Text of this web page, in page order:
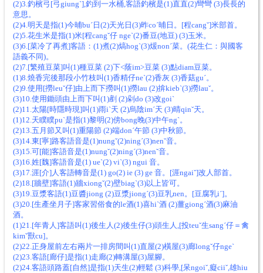
(2)3.釣檳弓[弓giungˋ],釣到一水桶,客語釣檳是(1)直直(2)彎彎 (3)長長的
意思。
(2)4.明天是指(1)今晡buˊ日(2)天光日(3)昨coˊ晡日。[程cangˇ]米部首。
(2)5.花生米是指(1)米[程cangˇ仔 ngeˋ(2)番豆(地豆) (3)玉米。
(3)6.[菜冷了再煮]客語：(1)煮(2)熇hogˋ(3)煖nonˊ菜。(花生仁：與國客
語義不同)。
(2)7.[繁殖豆菜]叫(1)種豆菜 (2)下<蔭im>豆菜 (3)點diam豆菜。
(1)8.燒香完後那段小竹枝叫(1)香精仔neˋ(2)香灰 (3)香菇guˊ。
(2)9.使用[撈leuˇ仔]由上而下撈叫(1)撈lau (2)揜kiebˋ(3)撈lauˇ。
(3)10.使用鋤頭由上而下叫(1)剷 (2)剁do (3)改goiˋ
(2)11.太陽[時隱時現]叫(1)雨iˋ天 (2)烏陰imˊ天 (3)晴qinˇ天。
(1)12.天瞨瞨puˋ是指(1)黎明(2)傍bong晚(3)中午ngˋ。
(2)13.五月節又叫(1)重陽節 (2)端donˊ午節 (3)中秋節。
(3)14.東[寧]路客語音是(1)nungˇ(2)ningˊ(3)nenˇ音。
(3)15.可[能]客語音是(1)nungˇ(2)ningˊ(3)nenˇ音。
(3)16.姓[魏]客語音是(1) ueˋ(2) viˋ(3) ngui 音。
(3)17.涯[介]人客語轉音是(1) go(2) ie (3) ge 音。[涯ngaiˇ]改人部首。
(2)18.[牆壁]客語(1)牆xiongˇ(2)壁biagˋ(3)以上皆可。
(3)19.豆漿客語(1)豆醬jiong (2)豆漿jiongˊ(3)豆乳nen。[豆腐乳iˊ]。
(3)20.[生產坐月子]客家習俗食的le酒(1)喜hiˋ酒 (2)薑giongˊ酒(3)麻油
酒。
(1)21.[年青人]客語叫(1)後生人(2)後生仔(3)頭生人,[投teuˇ生sangˊ仔＝禽
kimˇ獸cu]。
(2)22.正身屋前左右兩片一排房間叫(1)直屋(2)橫屋(3)廊longˇ仔ngeˋ
(2)23.客語[廊仔]是指(1)走廊(2)轉溝屋(3)屋腳。
(2)24.客語頭路蓋[自然]是指(1)天生(2)輕鬆 (3)科學,[呆ngoiˇ,癡ciiˇ,雄hiu